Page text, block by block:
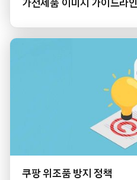
가전제품 이미지 가이드라인
쿠팡 위조품 방지 정책